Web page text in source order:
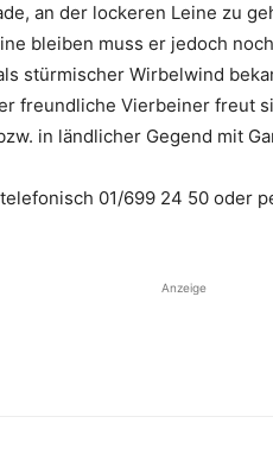
an der lockeren Leine zu
bleiben muss er jedoch
stürmischer Wirbelwind
freundliche Vierbeiner freut
in ländlicher Gegend mit
01/699 24 50 oder
Anzeige